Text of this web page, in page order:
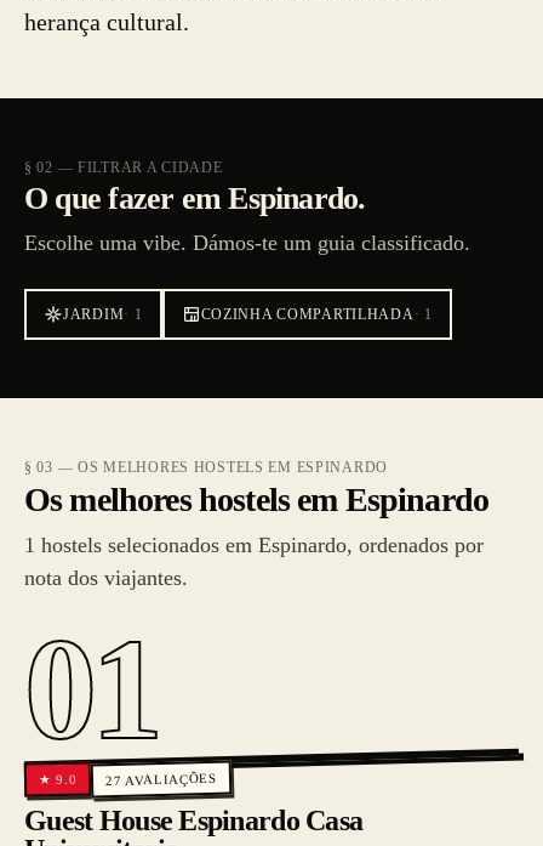
herança cultural.
§ 02 — FILTRAR A CIDADE
O que fazer em Espinardo.
Escolhe uma vibe. Dámos-te um guia classificado.
JARDIM· 1 COZINHA COMPARTILHADA· 1
§ 03 — OS MELHORES HOSTELS EM ESPINARDO
Os melhores hostels em Espinardo
1 hostels selecionados em Espinardo, ordenados por
nota dos viajantes.
01
★9.0 27 AVALIAÇÕES
Guest House Espinardo Casa